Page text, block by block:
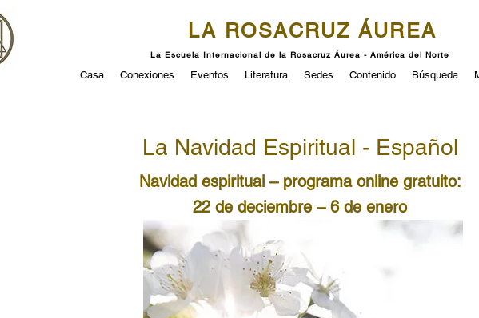
LA ROSACRUZ ÁUREA
La Escuela Internacional de la Rosacruz Áurea - América del Norte
Casa Conexiones Eventos Literatura Sedes Contenido Búsqueda
La Navidad Espiritual - Español
Navidad espiritual – programa online gratuito:
22 de deciembre – 6 de enero